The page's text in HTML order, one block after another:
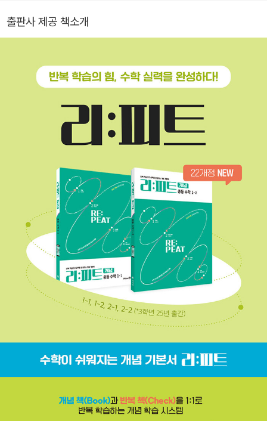
출판사 제공 책소개